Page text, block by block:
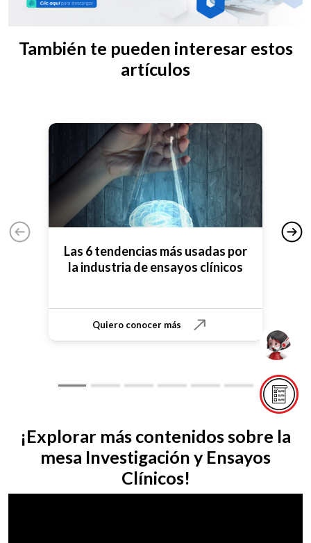
También te pueden interesar estos
artículos
Las 6 tendencias más usadas por
la industria de ensayos clínicos
Quiero conocer más
¡Explorar más contenidos sobre la
mesa Investigación y Ensayos
Clínicos!